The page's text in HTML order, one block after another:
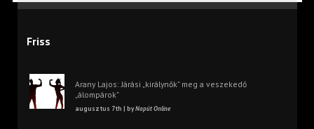
Friss
Arany Lajos: Járási „királynők” meg a veszekedő
„álompárok”
augusztus 7th | byNapút Online